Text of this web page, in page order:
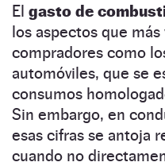
El gasto de
los aspectos que
compradores como
automóviles, que se
consumos
Sin embargo, en
esas cifras se antoja
cuando no